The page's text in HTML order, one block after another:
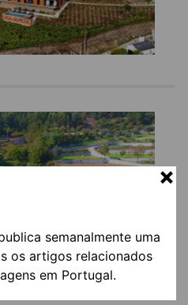
semanalmente uma
os artigos relacionados
em Portugal.